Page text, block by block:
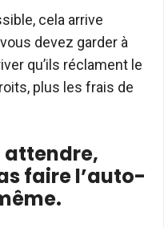
cela arrive
devez garder à
qu’ils réclament le
plus les frais de
attendre,
faire l’auto-